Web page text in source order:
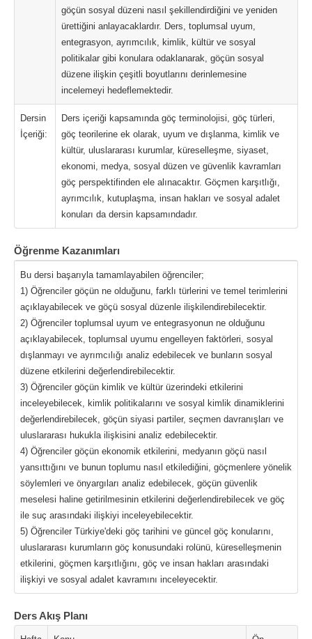
göçün sosyal düzeni nasıl şekillendirdiğini ve yeniden
ürettiğini anlayacaklardır. Ders, toplumsal uyum,
entegrasyon, ayrımcılık, kimlik, kültür ve sosyal
politikalar gibi konulara odaklanarak, göçün sosyal
düzene ilişkin çeşitli boyutlarını derinlemesine
incelemeyi hedeflemektedir.
Dersin
İçeriği:
Ders içeriği kapsamında göç terminolojisi, göç türleri,
göç teorilerine ek olarak, uyum ve dışlanma, kimlik ve
kültür, uluslararası kurumlar, küreselleşme, siyaset,
ekonomi, medya, sosyal düzen ve güvenlik kavramları
göç perspektifinden ele alınacaktır. Göçmen karşıtlığı,
ayrımcılık, kutuplaşma, insan hakları ve sosyal adalet
konuları da dersin kapsamındadır.
Öğrenme Kazanımları
Bu dersi başarıyla tamamlayabilen öğrenciler;
1) Öğrenciler göçün ne olduğunu, farklı türlerini ve temel terimlerini
açıklayabilecek ve göçü sosyal düzenle ilişkilendirebilecektir.
2) Öğrenciler toplumsal uyum ve entegrasyonun ne olduğunu
açıklayabilecek, toplumsal uyumu engelleyen faktörleri, sosyal
dışlanmayı ve ayrımcılığı analiz edebilecek ve bunların sosyal
düzene etkilerini değerlendirebilecektir.
3) Öğrenciler göçün kimlik ve kültür üzerindeki etkilerini
inceleyebilecek, kimlik politikalarını ve sosyal kimlik dinamiklerini
değerlendirebilecek, göçün siyasi partiler, seçmen davranışları ve
uluslararası hukukla ilişkisini analiz edebilecektir.
4) Öğrenciler göçün ekonomik etkilerini, medyanın göçü nasıl
yansıttığını ve bunun toplumu nasıl etkilediğini, göçmenlere yönelik
söylemleri ve önyargıları analiz edebilecek, göçün güvenlik
meselesi haline getirilmesinin etkilerini değerlendirebilecek ve göç
ile suç arasındaki ilişkiyi inceleyebilecektir.
5) Öğrenciler Türkiye'deki göç tarihini ve güncel göç konularını,
uluslararası kurumların göç konusundaki rolünü, küreselleşmenin
etkilerini, göçmen karşıtlığını, göç ve insan hakları arasındaki
ilişkiyi ve sosyal adalet kavramını inceleyecektir.
Ders Akış Planı